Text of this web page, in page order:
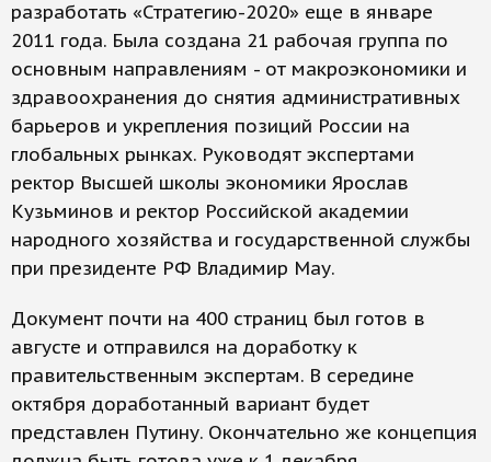
разработать «Стратегию-2020» еще в январе
2011 года. Была создана 21 рабочая группа по
основным направлениям - от макроэкономики и
здравоохранения до снятия административных
барьеров и укрепления позиций России на
глобальных рынках. Руководят экспертами
ректор Высшей школы экономики Ярослав
Кузьминов и ректор Российской академии
народного хозяйства и государственной службы
при президенте РФ Владимир Мау.
Документ почти на 400 страниц был готов в
августе и отправился на доработку к
правительственным экспертам. В середине
октября доработанный вариант будет
представлен Путину. Окончательно же концепция